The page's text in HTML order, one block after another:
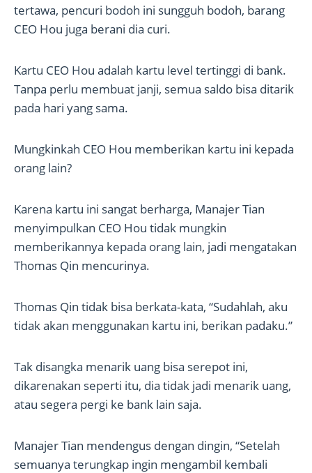
tertawa, pencuri bodoh ini sungguh bodoh, barang
CEO Hou juga berani dia curi.
Kartu CEO Hou adalah kartu level tertinggi di bank.
Tanpa perlu membuat janji, semua saldo bisa ditarik
pada hari yang sama.
Mungkinkah CEO Hou memberikan kartu ini kepada
orang lain?
Karena kartu ini sangat berharga, Manajer Tian
menyimpulkan CEO Hou tidak mungkin
memberikannya kepada orang lain, jadi mengatakan
Thomas Qin mencurinya.
Thomas Qin tidak bisa berkata-kata, “Sudahlah, aku
tidak akan menggunakan kartu ini, berikan padaku.”
Tak disangka menarik uang bisa serepot ini,
dikarenakan seperti itu, dia tidak jadi menarik uang,
atau segera pergi ke bank lain saja.
Manajer Tian mendengus dengan dingin, “Setelah
semuanya terungkap ingin mengambil kembali